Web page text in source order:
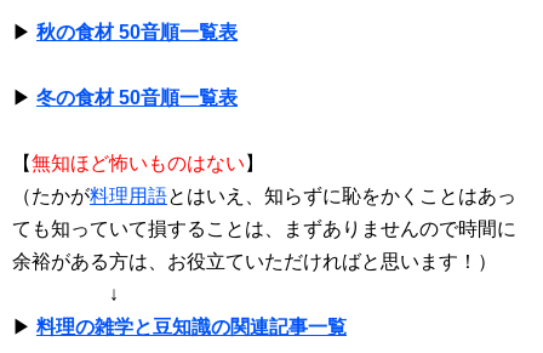
▶ 秋の食材 50音順一覧表
▶ 冬の食材 50音順一覧表
【無知ほど怖いものはない 】
（たかが料理用語とはいえ、知らずに恥をかくことはあっ
ても知っていて損することは、まずありませんので時間に
余裕がある方は、お役立ていただければと思います！）
↓
▶ 料理の雑学と豆知識の関連記事一覧